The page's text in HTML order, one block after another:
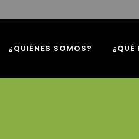
¿QUIÉNES SOMOS? ¿QUÉ